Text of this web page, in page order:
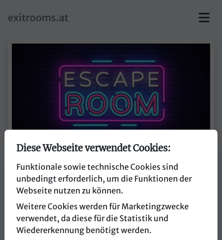
exitrooms.at
Diese Webseite verwendet Cookies:
Funktionale sowie technische Cookies sind
unbedingt erforderlich, um die Funktionen der
Webseite nutzen zu können.
Weitere Cookies werden für Marketingzwecke
verwendet, da diese für die Statistik und
Wiedererkennung benötigt werden.
myCityHunt
4820 Bad Ischl
myCityHunt